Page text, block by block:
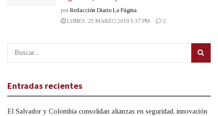
por Redacción Diario La Página
LUNES, 25 MARZO 2019 5:37 PM
2
Entradas recientes
El Salvador y Colombia consolidan alianzas en seguridad, innovación